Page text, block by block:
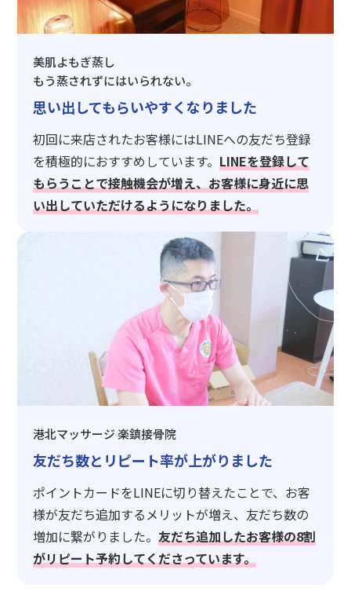
美肌よもぎ蒸し
もう蒸されずにはいられない。
思い出してもらいやすくなりました
初回に来店されたお客様にはLINEへの友だち登録
を積極的におすすめしています。 LINEを登録して
もらうことで接触機会が増え、お客様に身近に思
い出していただけるようになりました。
港北マッサージ 楽鎮接骨院
友だち数とリピート率が上がりました
ポイントカードをLINEに切り替えたことで、お客
様が友だち追加するメリットが増え、友だち数の
増加に繋がりました。友だち追加したお客様の8割
がリピート予約してくださっています。